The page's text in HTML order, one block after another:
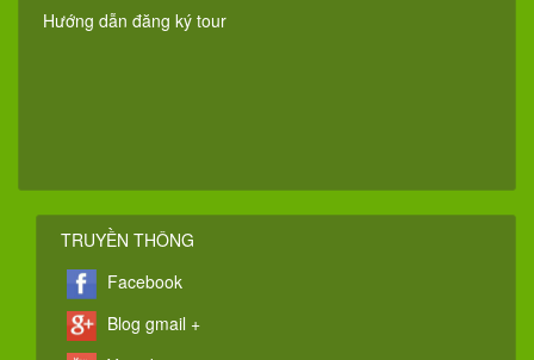
Hướng dẫn đăng ký tour
TRUYỀN THÔNG
Facebook
Blog gmail +